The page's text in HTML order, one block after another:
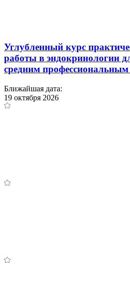
Углубленный курс
работы в эндокринологии
средним
Ближайшая дата:
19 октября 2026